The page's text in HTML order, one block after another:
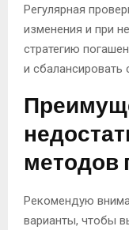
Регулярная
изменения и при
стратегию
и сбалансировать
методов
Рекомендую
варианты, чтобы